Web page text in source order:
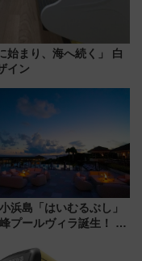
始まり、海へ続く」 白
イン
浜島「はいむるぶし」
プールヴィラ誕生！ 石
何もしない贅沢」を体験